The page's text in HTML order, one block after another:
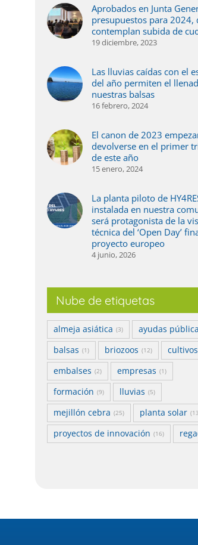
cada vez más eficiente, el balance de
el Valle Inferior
30 julio, 2026
Aprobados en Junta
presupuestos para 2024,
contemplan subida de
19 diciembre, 2023
Las lluvias caídas con el
del año permiten el
nuestras balsas
16 febrero, 2024
El canon de 2023
devolverse en el primer
de este año
15 enero, 2024
La planta piloto de
instalada en nuestra
será protagonista de la
técnica del ‘Open Day’
proyecto europeo
4 junio, 2026
Nube de etiquetas
almeja asiática (3) ayudas
balsas (1) briozoos (12) cultivos
embalses (2) empresas (1)
formación (9) lluvias (5)
mejillón cebra (25) planta solar
proyectos de innovación (16)